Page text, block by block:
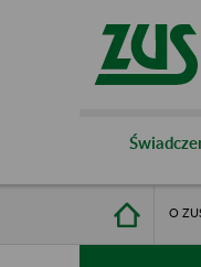
O